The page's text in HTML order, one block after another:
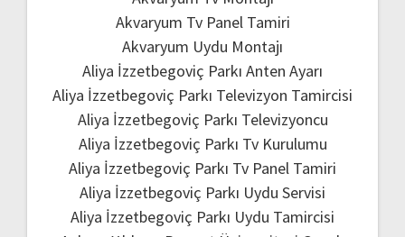
Akvaryum Tv Panel Tamiri
Akvaryum Uydu Montajı
Aliya İzzetbegoviç Parkı Anten Ayarı
Aliya İzzetbegoviç Parkı Televizyon Tamircisi
Aliya İzzetbegoviç Parkı Televizyoncu
Aliya İzzetbegoviç Parkı Tv Kurulumu
Aliya İzzetbegoviç Parkı Tv Panel Tamiri
Aliya İzzetbegoviç Parkı Uydu Servisi
Aliya İzzetbegoviç Parkı Uydu Tamircisi